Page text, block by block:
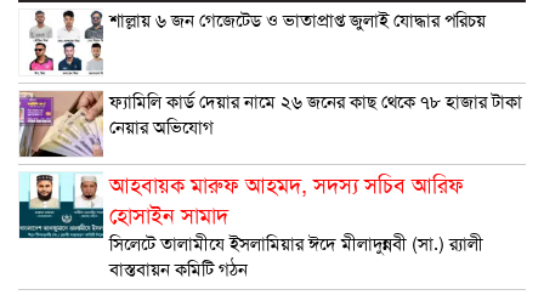
শাল্লায় ৬ জন গেজেটেড ও ভাতাপ্রাপ্ত জুলাই যোদ্ধার পরিচয়
ফ্যামিলি কার্ড দেয়ার নামে ২৬ জনের কাছ থেকে ৭৮ হাজার টাকা
নেয়ার অভিযোগ
আহবায়ক মারুফ আহমদ, সদস্য সচিব আরিফ
হোসাইন সামাদ
সিলেটে তালামীযে ইসলামিয়ার ঈদে মীলাদুন্নবী (সা.) র‌্যালী
বাস্তবায়ন কমিটি গঠন